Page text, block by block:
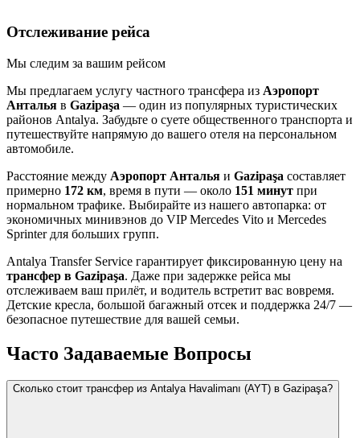
Отслеживание рейса
Мы следим за вашим рейсом
Мы предлагаем услугу частного трансфера из Аэропорт
Анталья в Gazipaşa — один из популярных туристических
районов Antalya. Забудьте о суете общественного транспорта и
путешествуйте напрямую до вашего отеля на персональном
автомобиле.
Расстояние между Аэропорт Анталья и Gazipaşa составляет
примерно 172 км, время в пути — около 151 минут при
нормальном трафике. Выбирайте из нашего автопарка: от
экономичных минивэнов до VIP Mercedes Vito и Mercedes
Sprinter для больших групп.
Antalya Transfer Service гарантирует фиксированную цену на
трансфер в Gazipaşa. Даже при задержке рейса мы
отслеживаем ваш прилёт, и водитель встретит вас вовремя.
Детские кресла, большой багажный отсек и поддержка 24/7 —
безопасное путешествие для вашей семьи.
Часто Задаваемые Вопросы
Сколько стоит трансфер из Antalya Havalimanı (AYT) в Gazipaşa?